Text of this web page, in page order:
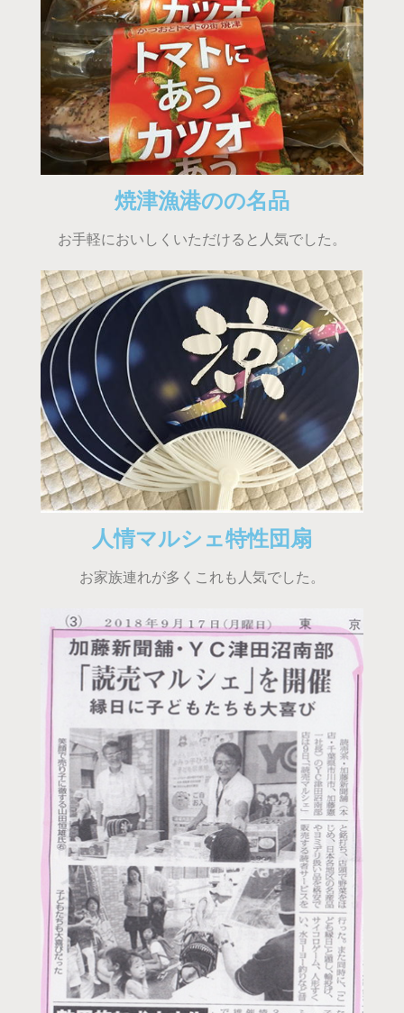
焼津漁港のの名品
お手軽においしくいただけると人気でした。
人情マルシェ特性団扇
お家族連れが多くこれも人気でした。